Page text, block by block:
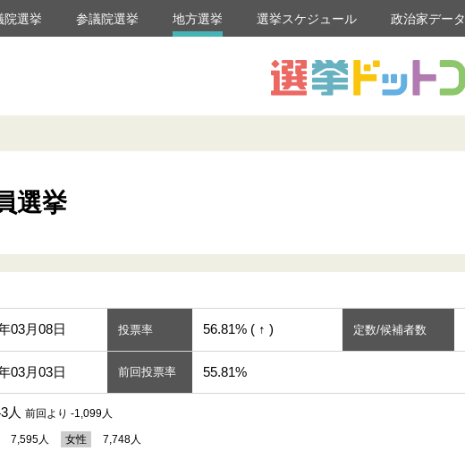
院選挙 参議院選挙 地方選挙 選挙スケジュール 政治家データ
選挙
03月08日 投票率 56.81% ( ↑ ) 定数/候補者数
03月03日 前回投票率 55.81%
人 前回より -1,099人
7,595人 女性 7,748人